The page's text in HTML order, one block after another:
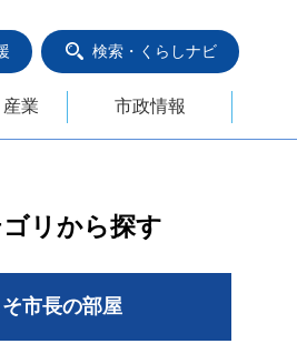
検索・くらしナビ
産業 市政情報
リから探す
市長の部屋